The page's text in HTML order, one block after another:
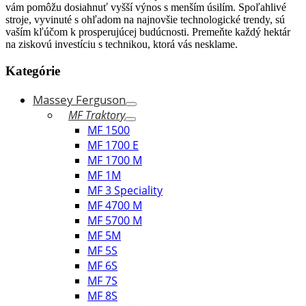
vám pomôžu dosiahnuť vyšší výnos s menším úsilím. Spoľahlivé
stroje, vyvinuté s ohľadom na najnovšie technologické trendy, sú
vaším kľúčom k prosperujúcej budúcnosti. Premeňte každý hektár
na ziskovú investíciu s technikou, ktorá vás nesklame.
Kategórie
Massey Ferguson
MF Traktory
MF 1500
MF 1700 E
MF 1700 M
MF 1M
MF 3 Speciality
MF 4700 M
MF 5700 M
MF 5M
MF 5S
MF 6S
MF 7S
MF 8S